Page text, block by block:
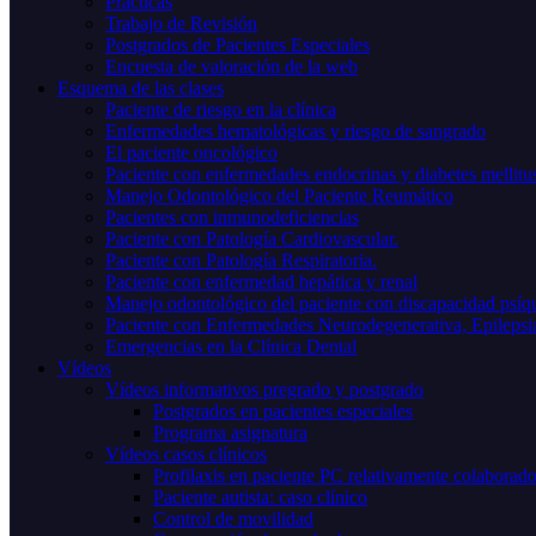
Trabajo de Revisión
Postgrados de Pacientes Especiales
Encuesta de valoración de la web
Esquema de las clases
Paciente de riesgo en la clínica
Enfermedades hematológicas y riesgo de sangrado
El paciente oncológico
Paciente con enfermedades endocrinas y diabetes
Manejo Odontológico del Paciente Reumático
Pacientes con inmunodeficiencias
Paciente con Patología Cardiovascular.
Paciente con Patología Respiratoria.
Paciente con enfermedad hepática y renal
Manejo odontológico del paciente con discapacidad
Paciente con Enfermedades Neurodegenerativa,
Emergencias en la Clínica Dental
Vídeos
Vídeos informativos pregrado y postgrado
Postgrados en pacientes especiales
Programa asignatura
Vídeos casos clínicos
Profilaxis en paciente PC relativamente
Paciente autista: caso clínico
Control de movilidad